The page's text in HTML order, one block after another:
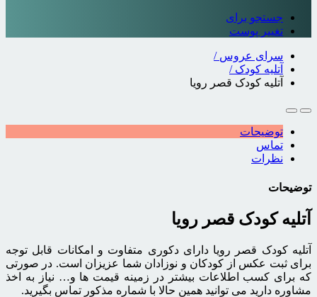
جستجو برای
تغییر پوست
سرای عروس /
آتلیه کودک /
آتلیه کودک قصر رویا
توضیحات
تماس
نظرات
توضیحات
آتلیه کودک قصر رویا
آتلیه کودک قصر رویا دارای دکوری متفاوت و امکانات قابل توجه
برای ثبت عکس از کودکان و نوزادان شما عزیزان است. در صورتی
که برای کسب اطلاعات بیشتر در زمینه قیمت ها و… نیاز به اخذ
مشاوره دارید می توانید همین حالا با شماره مذکور تماس بگیرید.